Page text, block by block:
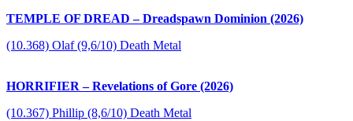
TEMPLE OF DREAD – Dreadspawn Dominion (2026)
(10.368) Olaf (9,6/10) Death Metal
HORRIFIER – Revelations of Gore (2026)
(10.367) Phillip (8,6/10) Death Metal